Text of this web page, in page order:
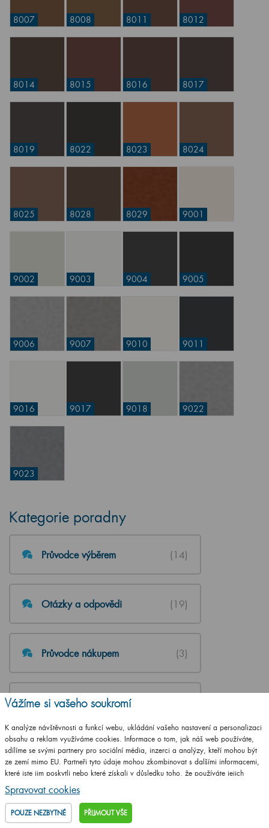
8007 8008 8011 8012
8014 8015 8016 8017
8019 8022 8023 8024
8025 8028 8029 9001
9002 9003 9004 9005
9006 9007 9010 9011
9016 9017 9018 9022
9023
Kategorie poradny
Průvodce výběrem (14)
Otázky a odpovědi (19)
Průvodce nákupem (3)
Návody k instalaci
Vážíme si vašeho soukromí
K analýze návštěvnosti a funkcí webu, ukládání vašeho nastavení a personalizaci
obsahu a reklam využíváme cookies. Informace o tom, jak náš web používáte,
sdílíme se svými partnery pro sociální média, inzerci a analýzy, kteří mohou být
ze zemí mimo EU. Partneři tyto údaje mohou zkombinovat s dalšími informacemi,
které jste jim poskytli nebo které získali v důsledku toho, že používáte jejich
služby.
Podrobné informace
Spravovat cookies
POUZE NEZBYTNÉ PŘIJMOUT VŠE